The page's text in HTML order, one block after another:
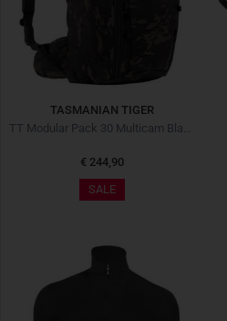
TASMANIAN TIGER
€ 244,90
SALE